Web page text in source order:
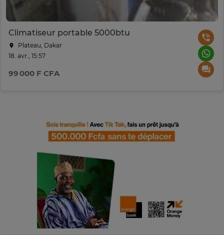
Climatiseur portable 5000btu
Plateau, Dakar
18. avr., 15:57
99 000 F CFA